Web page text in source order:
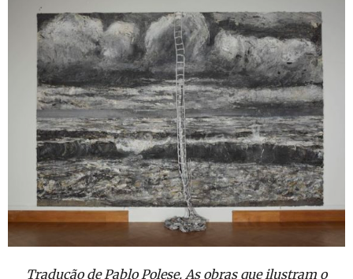
Tradução de Pablo Polese. As obras que ilustram o